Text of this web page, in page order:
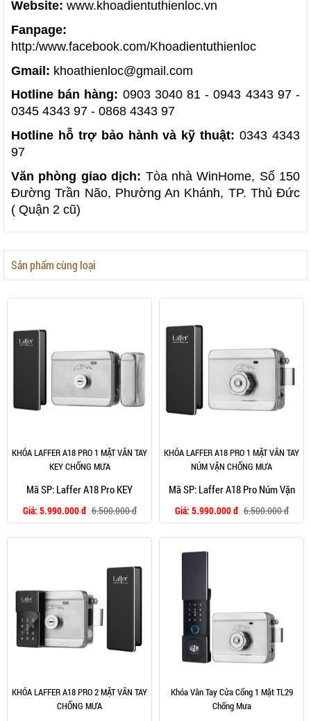
Website: www.khoadientuthienloc.vn
Fanpage:
http:/www.facebook.com/Khoadientuthienloc
Gmail: khoathienloc@gmail.com
Hotline bán hàng: 0903 3040 81 - 0943 4343 97 -
0345 4343 97 - 0868 4343 97
Hotline hỗ trợ bảo hành và kỹ thuật: 0343 4343
97
Văn phòng giao dịch: Tòa nhà WinHome, Số 150
Đường Trần Não, Phường An Khánh, TP. Thủ Đức
( Quận 2 cũ)
Sản phẩm cùng loại
KHÓA LAFFER A18 PRO 1 MẶT VÂN TAY
KEY CHỐNG MƯA
Mã SP: Laffer A18 Pro KEY
Giá: 5.990.000 đ 6.500.000 đ
KHÓA LAFFER A18 PRO 1 MẶT VÂN TAY
NÚM VẶN CHỐNG MƯA
Mã SP: Laffer A18 Pro Núm Vặn
Giá: 5.990.000 đ 6.500.000 đ
KHÓA LAFFER A18 PRO 2 MẶT VÂN TAY
CHỐNG MƯA
Khóa Vân Tay Cửa Cổng 1 Mặt TL29
Chống Mưa